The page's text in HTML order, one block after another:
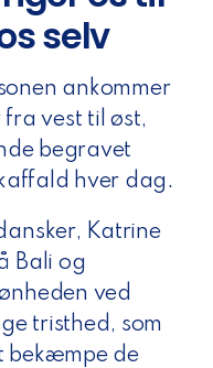
selv
ankommer
vest til øst,
begravet
hver dag.
Katrine
Bali og
ved
tristhed, som
bekæmpe de